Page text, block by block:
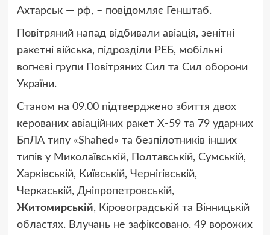
Ахтарськ — рф, – повідомляє Генштаб.
Повітряний напад відбивали авіація, зенітні
ракетні війська, підрозділи РЕБ, мобільні
вогневі групи Повітряних Сил та Сил оборони
України.
Станом на 09.00 підтверджено збиття двох
керованих авіаційних ракет Х-59 та 79 ударних
БпЛА типу «Shahed» та безпілотників інших
типів у Миколаївській, Полтавській, Сумській,
Харківській, Київській, Чернігівській,
Черкаській, Дніпропетровській,
Житомирській, Кіровоградській та Вінницькій
областях. Влучань не зафіксовано. 49 ворожих